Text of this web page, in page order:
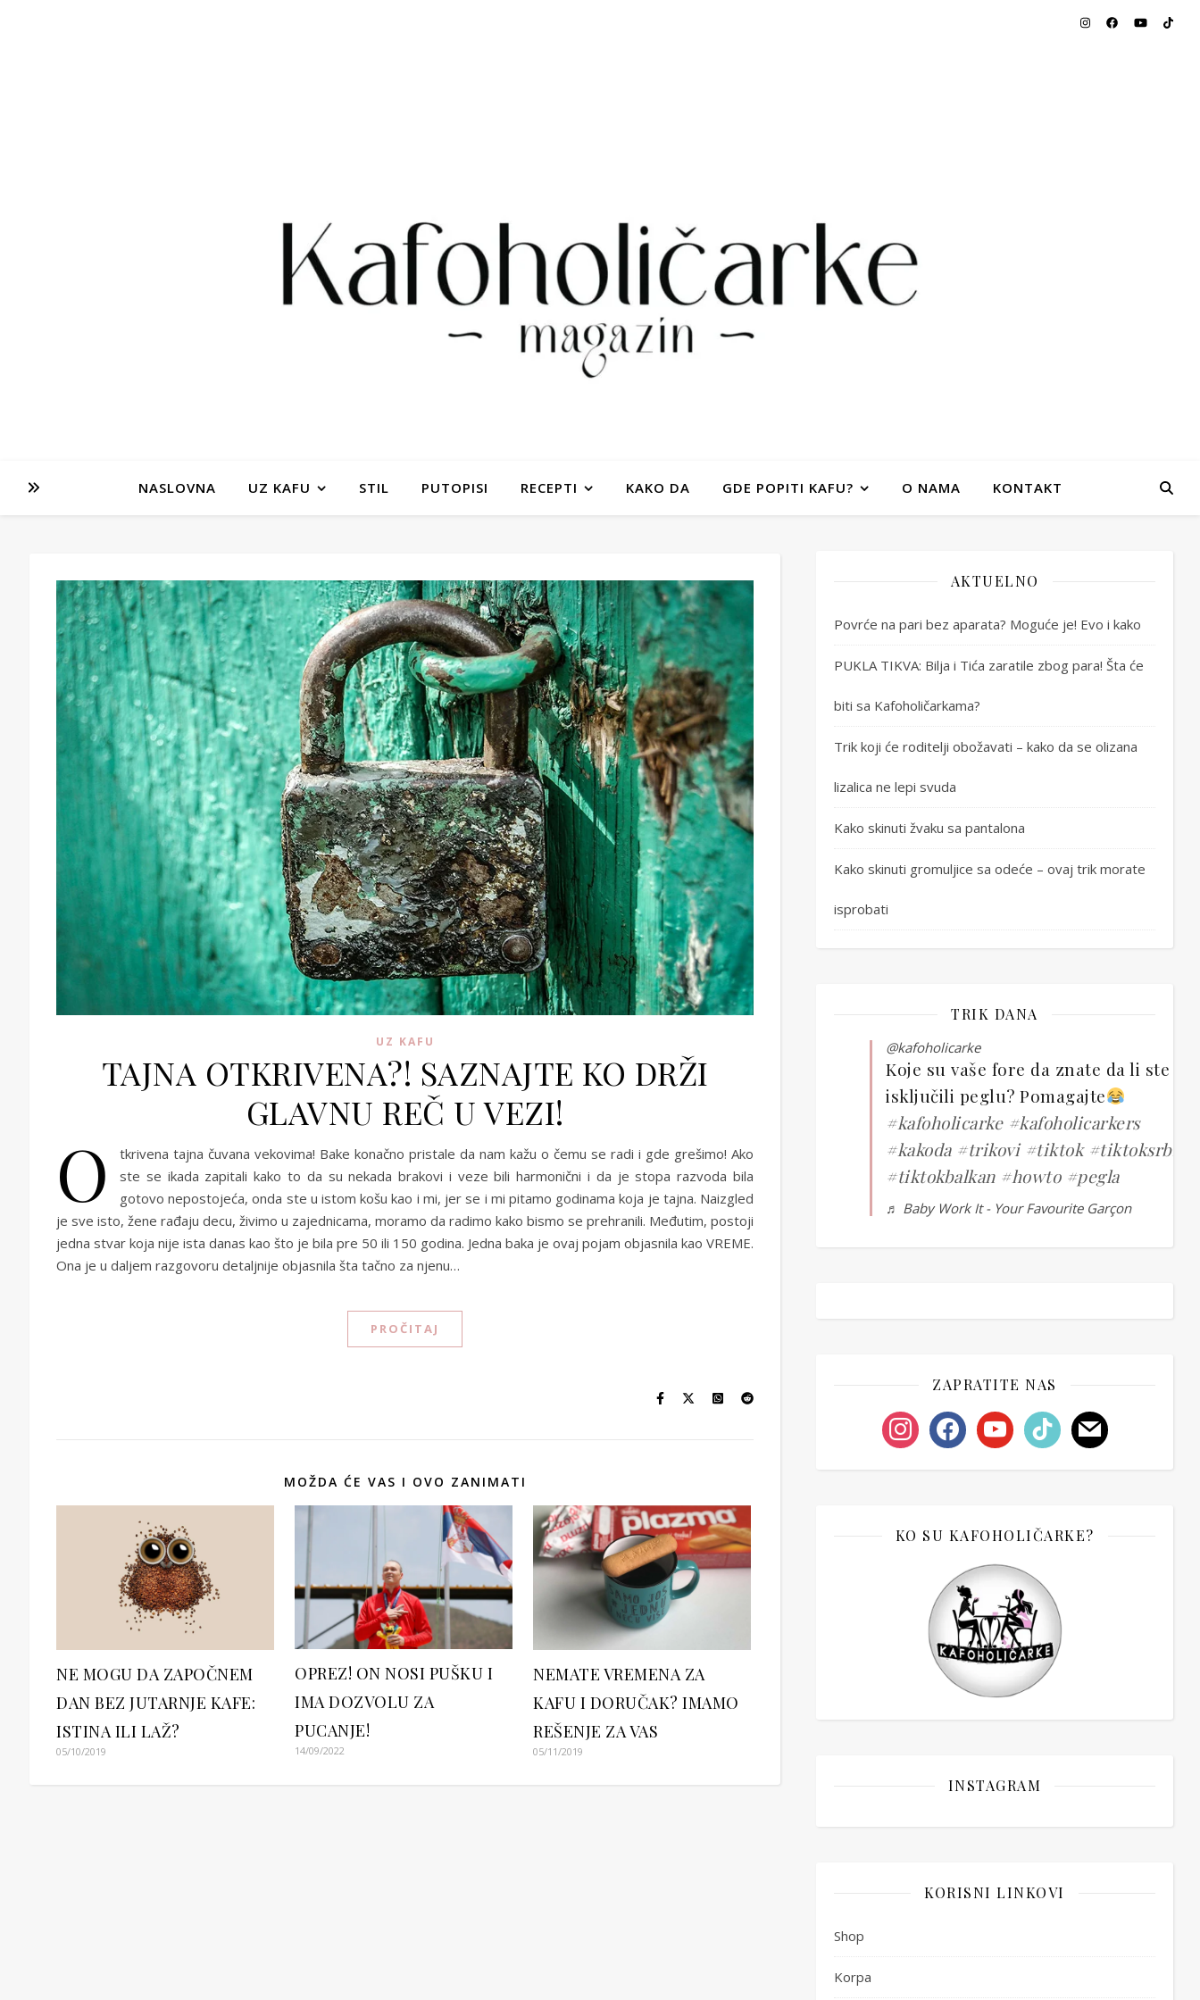
NASLOVNA UZ KAFU STIL PUTOPISI RECEPTI KAKO DA GDE POPITI KAFU? O NAMA KONTAKT
UZ KAFU
TAJNA OTKRIVENA?! SAZNAJTE KO DRŽI
GLAVNU REČ U VEZI!
O
tkrivena tajna čuvana vekovima! Bake konačno pristale da nam kažu o čemu se radi i gde grešimo! Ako
ste se ikada zapitali kako to da su nekada brakovi i veze bili harmonični i da je stopa razvoda bila
gotovo nepostojeća, onda ste u istom košu kao i mi, jer se i mi pitamo godinama koja je tajna. Naizgled
je sve isto, žene rađaju decu, živimo u zajednicama, moramo da radimo kako bismo se prehranili. Međutim, postoji
jedna stvar koja nije ista danas kao što je bila pre 50 ili 150 godina. Jedna baka je ovaj pojam objasnila kao VREME.
Ona je u daljem razgovoru detaljnije objasnila šta tačno za njenu…
PROČITAJ
MOŽDA ĆE VAS I OVO ZANIMATI
NE MOGU DA ZAPOČNEM
DAN BEZ JUTARNJE KAFE:
ISTINA ILI LAŽ?
05/10/2019
OPREZ! ON NOSI PUŠKU I
IMA DOZVOLU ZA
PUCANJE!
14/09/2022
NEMATE VREMENA ZA
KAFU I DORUČAK? IMAMO
REŠENJE ZA VAS
05/11/2019
AKTUELNO
Povrće na pari bez aparata? Moguće je! Evo i kako
PUKLA TIKVA: Bilja i Tića zaratile zbog para! Šta će
biti sa Kafoholičarkama?
Trik koji će roditelji obožavati – kako da se olizana
lizalica ne lepi svuda
Kako skinuti žvaku sa pantalona
Kako skinuti gromuljice sa odeće – ovaj trik morate
isprobati
TRIK DANA
@kafoholicarke
Koje su vaše fore da znate da li ste
isključili peglu? Pomagajte
#kafoholicarke #kafoholicarkers
#kakoda #trikovi #tiktok #tiktoksrbija
#tiktokbalkan #howto #pegla
♬ Baby Work It - Your Favourite Garçon
ZAPRATITE NAS
instagramfacebookyoutubetiktok mail
KO SU KAFOHOLIČARKE?
INSTAGRAM
KORISNI LINKOVI
Shop
Korpa